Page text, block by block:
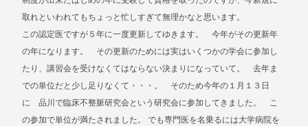
取れといわれてもちょっと忙しすぎて無理かなと思います。
この認定医ですが５年に一度更新してゆきます。 今年がその更新年
の年になります。 その更新のためには実はいくつかの学会に参加し
たり、講習会を受けなくてはならない決まりになっていて。 去年ま
での単位だと少し足りなくて・・・。 そのため今年の１月１３日
に 品川で臨床不整脈研究会という研究会に参加してきました。 こ
の参加で単位が満たされました。 でも専門医を名乗るには大学病院を